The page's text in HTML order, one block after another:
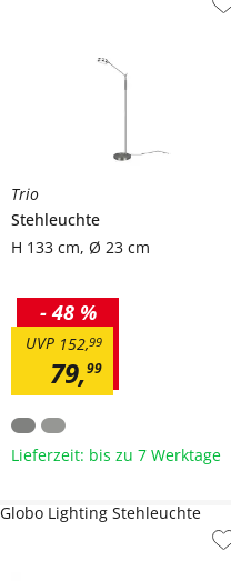
Trio
Stehleuchte
H 133 cm, Ø 23 cm
79,99
152,99
UVP
- 48 %
Lieferzeit: bis zu 7 Werktage
Globo Lighting Stehleuchte